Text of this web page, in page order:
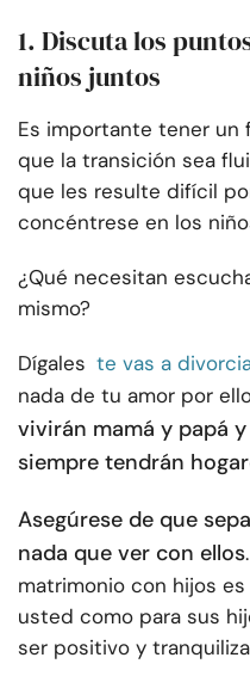
1. Discuta los
niños juntos
Es importante tener un
que la transición sea
que les resulte difícil
concéntrese en los
¿Qué necesitan
mismo?
Dígales te vas a
nada de tu amor por
vivirán mamá y papá
siempre tendrán
Asegúrese de que
nada que ver con ellos
matrimonio con hijos
usted como para sus
ser positivo y